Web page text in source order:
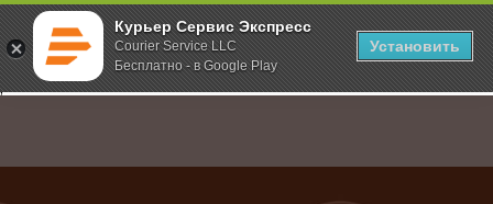
Курьер Сервис Экспресс
Courier Service LLC
Бесплатно - в Google Play
Установить
;
Главная О компании Новости Неблагоприятные погодные